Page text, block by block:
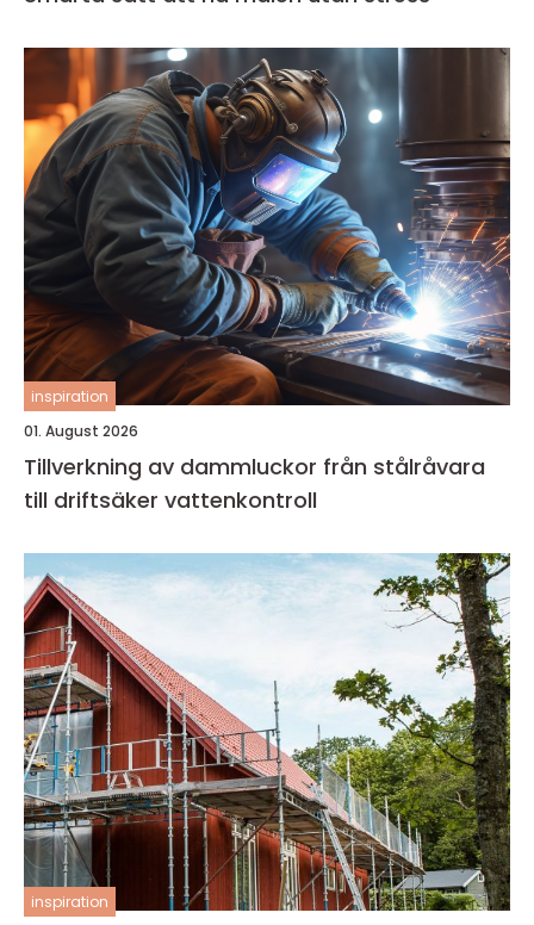
inspiration
01. August 2026
Tillverkning av dammluckor från stålråvara
till driftsäker vattenkontroll
inspiration